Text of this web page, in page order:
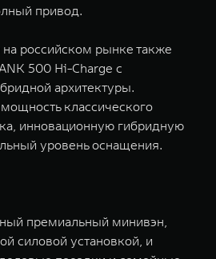
привод.
российском рынке также
500 Hi-Charge с
архитектуры.
классического
инновационную гибридную
уровень оснащения.
премиальный минивэн,
силовой установкой, и